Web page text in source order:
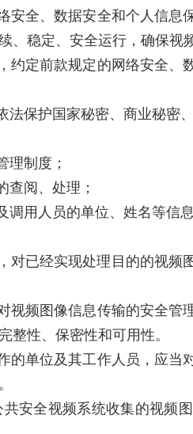
全、数据安全和个人信息
稳定、安全运行，确保视
定前款规定的网络安全、
保护国家秘密、商业秘密
理制度；
查阅、处理；
用人员的单位、姓名等信息
已经实现处理目的的视频
频图像信息传输的安全管
整性、保密性和可用性。
单位及其工作人员，应当
全视频系统收集的视频